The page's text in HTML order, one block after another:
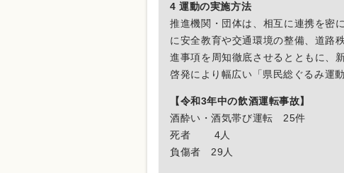
4 運動の実施方法
推進機関・団体は、相互に連携を密
に安全教育や交通環境の整備、道路
進事項を周知徹底させるとともに、
啓発により幅広い「県民総ぐるみ運
【令和3年中の飲酒運転事故】
酒酔い・酒気帯び運転 25件
死者 4人
負傷者 29人